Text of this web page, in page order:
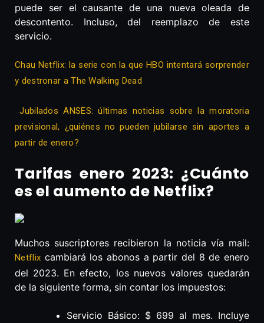
puede ser el causante de una nueva oleada de
descontento. Incluso, del reemplazo de este
servicio.
Chau Netflix: la serie con la que HBO intentará sorprender
y destronar a The Walking Dead
Jubilados ANSES: últimas noticias sobre la moratoria
previsional, ¿quiénes no pueden jubilarse sin aportes a
partir de enero?
Tarifas enero 2023: ¿Cuánto
es el aumento de Netflix?
Muchos suscriptores recibieron la noticia vía mail:
Netflix cambiará los abonos a partir del 8 de enero
del 2023. En efecto, los nuevos valores quedarán
de la siguiente forma, sin contar los impuestos:
Servicio Básico: $ 699 al mes. Incluye